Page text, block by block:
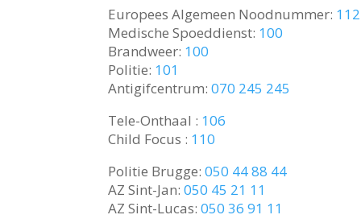
Europees Algemeen Noodnummer: 112
Medische Spoeddienst: 100
Brandweer: 100
Politie: 101
Antigifcentrum:070 245 245
Tele-Onthaal : 106
Child Focus : 110
Politie Brugge:050 44 88 44
AZ Sint-Jan:050 45 21 11
AZ Sint-Lucas:050 36 91 11